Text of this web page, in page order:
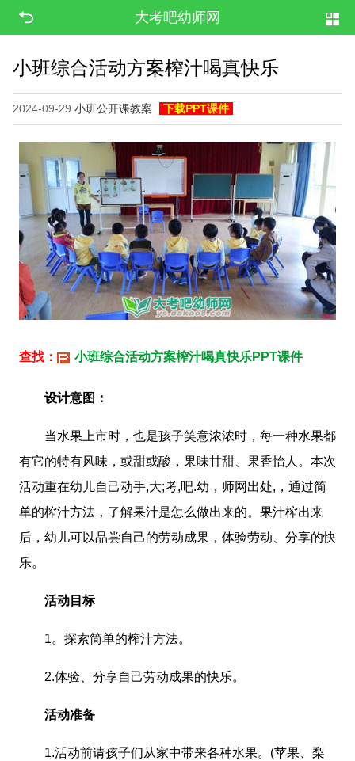
大考吧幼师网
小班综合活动方案榨汁喝真快乐
2024-09-29 小班公开课教案 下载PPT课件
查找： 小班综合活动方案榨汁喝真快乐PPT课件
设计意图：
当水果上市时，也是孩子笑意浓浓时，每一种水果都
有它的特有风味，或甜或酸，果味甘甜、果香怡人。本次
活动重在幼儿自己动手,大;考,吧.幼，师网出处,，通过简
单的榨汁方法，了解果汁是怎么做出来的。果汁榨出来
后，幼儿可以品尝自己的劳动成果，体验劳动、分享的快
乐。
活动目标
1。探索简单的榨汁方法。
2.体验、分享自己劳动成果的快乐。
活动准备
1.活动前请孩子们从家中带来各种水果。(苹果、梨